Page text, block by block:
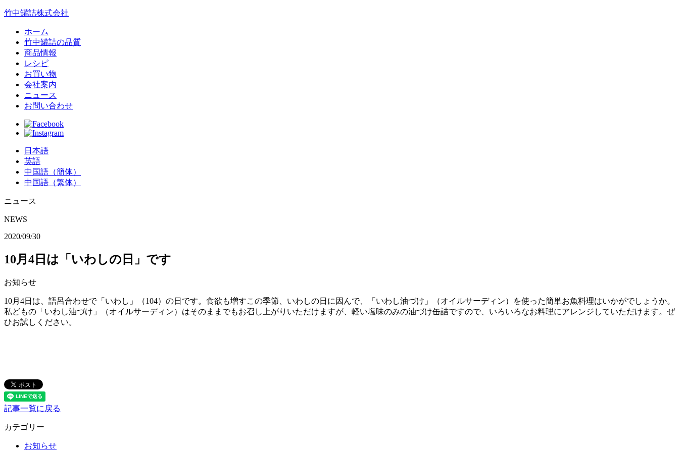
竹中罐詰株式会社
ホーム
竹中罐詰の品質
商品情報
レシピ
お買い物
会社案内
ニュース
お問い合わせ
日本語
英語
中国語（簡体）
中国語（繁体）
ニュース
NEWS
2020/09/30
10月4日は「いわしの日」です
お知らせ
10月4日は、語呂合わせで「いわし」（104）の日です。食欲も増すこの季節、いわしの日に因んで、「いわし油づけ」（オイルサーディン）を使った簡単お魚料理はいかがでしょうか。
私どもの「いわし油づけ」（オイルサーディン）はそのままでもお召し上がりいただけますが、軽い塩味のみの油づけ缶詰ですので、いろいろなお料理にアレンジしていただけます。ぜ
ひお試しください。
記事一覧に戻る
カテゴリー
お知らせ